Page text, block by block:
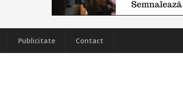
Publicitate Contact